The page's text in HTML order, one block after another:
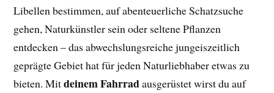
Libellen bestimmen, auf abenteuerliche Schatzsuche
gehen, Naturkünstler sein oder seltene Pflanzen
entdecken – das abwechslungsreiche jungeiszeitlich
geprägte Gebiet hat für jeden Naturliebhaber etwas zu
bieten. Mitdeinem Fahrradausgerüstet wirst du auf